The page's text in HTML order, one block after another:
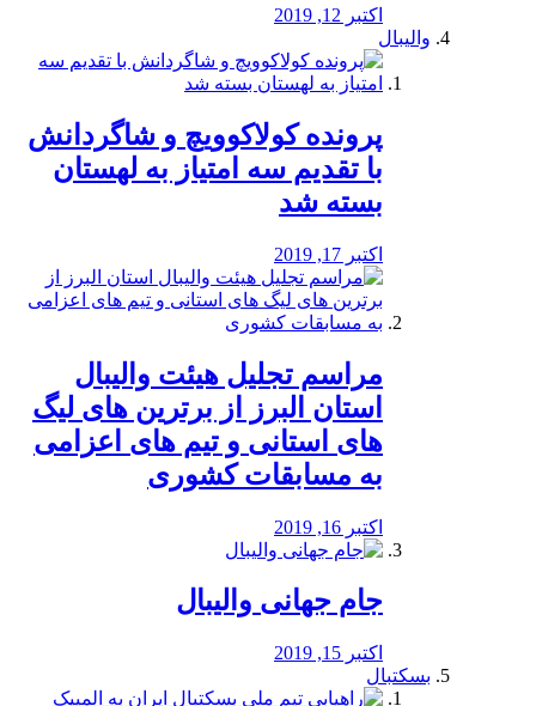
اکتبر 12, 2019
والیبال
پرونده کولاکوویچ و شاگردانش
با تقدیم سه امتیاز به لهستان
بسته شد
اکتبر 17, 2019
مراسم تجلیل هیئت والیبال
استان البرز از برترین های لیگ
های استانی و تیم های اعزامی
به مسابقات کشوری
اکتبر 16, 2019
جام جهانی والیبال
اکتبر 15, 2019
بسکتبال